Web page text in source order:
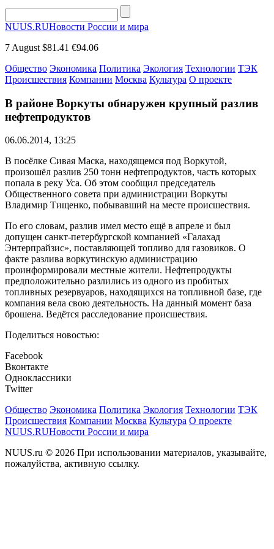
NUUS.RUНовости России и мира
7 August $81.41 €94.06
Общество Экономика Политика Экология Технологии ТЭК
Происшествия Компании Москва Культура О проекте
В районе Воркуты обнаружен крупный разлив
нефтепродуктов
06.06.2014, 13:25
В посёлке Сивая Маска, находящемся под Воркутой,
произошёл разлив 250 тонн нефтепродуктов, часть которых
попала в реку Уса. Об этом сообщил председатель
Общественного совета при администрации Воркуты
Владимир Тищенко, побывавший на месте происшествия.
По его словам, разлив имел место ещё в апреле и был
допущен санкт-петербургской компанией «Галахад
Энтерпрайзис», поставляющей топливо для газовиков. О
факте разлива воркутинскую администрацию
проинформировали местные жители. Нефтепродукты
предположительно разлились из одного из пробитых
топливных резервуаров, находящихся на топливной базе, где
компания вела свою деятельность. На данный момент база
брошена. Ведётся расследование происшествия.
Поделиться новостью:
Facebook
Вконтакте
Одноклассники
Twitter
Общество Экономика Политика Экология Технологии ТЭК
Происшествия Компании Москва Культура О проекте
NUUS.RUНовости России и мира
NUUS.ru © 2026 При использовании материалов, указывайте,
пожалуйства, активную ссылку.